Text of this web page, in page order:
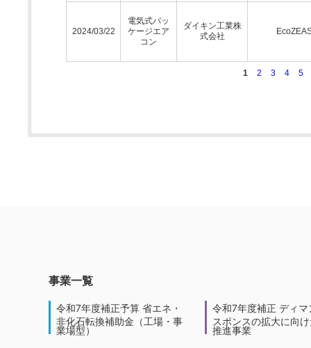
2024/03/22
電気式パッ
ケージエア
コン
ダイキン工業株
式会社
1 2 3 4 5
事業一覧
令和7年度補正予算 省エネ・
非化石転換補助金（工場・事
業場型）
令和7年度補正 ディマ
スポンスの拡大に向
推進事業